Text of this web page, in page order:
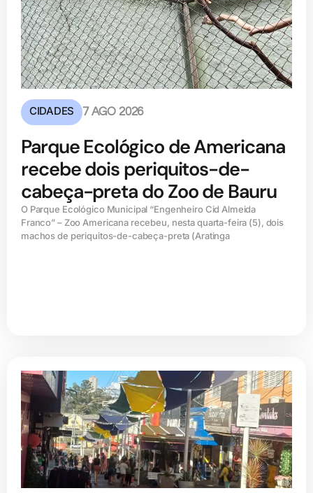
CIDADES 7 AGO 2026
Parque Ecológico de Americana
recebe dois periquitos-de-
cabeça-preta do Zoo de Bauru
O Parque Ecológico Municipal “Engenheiro Cid Almeida
Franco” – Zoo Americana recebeu, nesta quarta-feira (5), dois
machos de periquitos-de-cabeça-preta (Aratinga